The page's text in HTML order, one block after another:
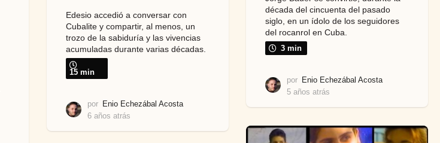
década del cincuenta del pasado
siglo, en un ídolo de los seguidores
del rocanrol en Cuba.
3 min
por Enio Echezábal Acosta
5 años atrás
o
s
Edesio accedió a conversar con
Cubalite y compartir, al menos, un
trozo de la sabiduría y las vivencias
acumuladas durante varias décadas.
15 min
por Enio Echezábal Acosta
6 años atrás